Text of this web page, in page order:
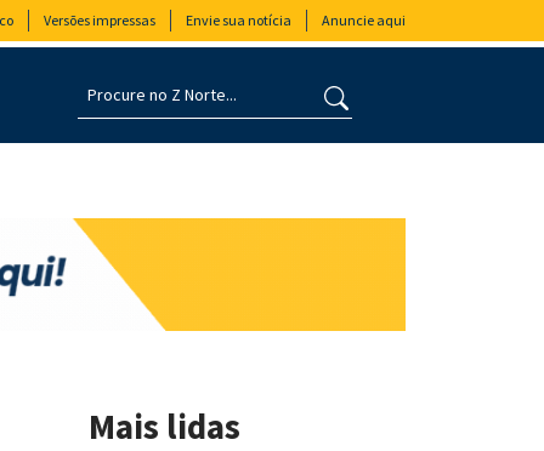
Versões impressas Envie sua notícia Anuncie aqui
Mais lidas